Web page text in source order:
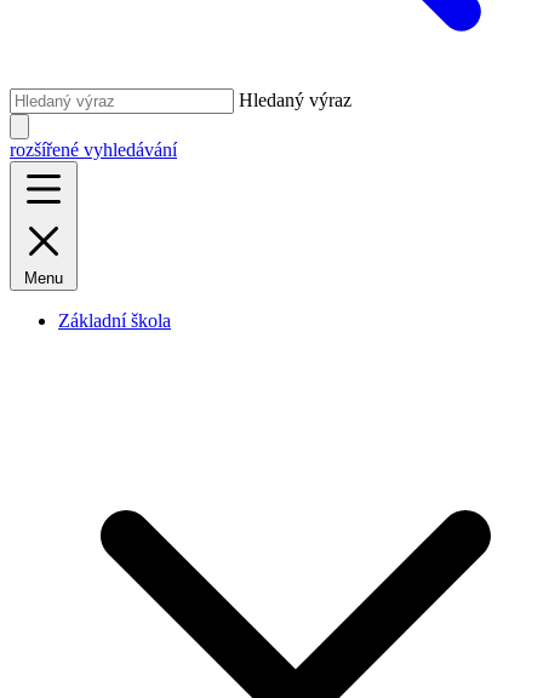
Hledaný výraz
rozšířené vyhledávání
Menu
Základní škola